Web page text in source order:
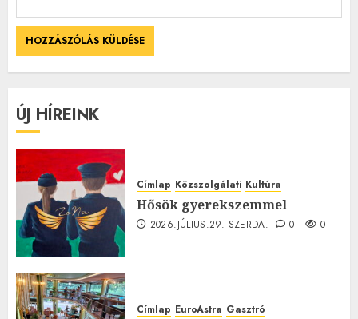
ÚJ HÍREINK
Címlap Közszolgálati Kultúra
Hősök gyerekszemmel
2026.JÚLIUS.29. SZERDA. 0 0
Címlap EuroAstra Gasztró